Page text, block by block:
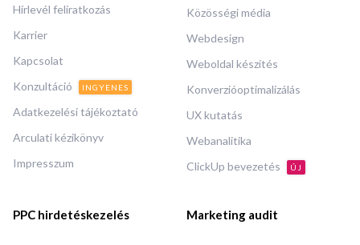
Hírlevél feliratkozás
Karrier
Kapcsolat
Konzultáció
INGYENES
Adatkezelési tájékoztató
Arculati kézikönyv
Impresszum
Közösségi média
Webdesign
Weboldal készítés
Konverzióoptimalizálás
UX kutatás
Webanalitika
ClickUp bevezetés
ÚJ
PPC hirdetéskezelés Marketing audit